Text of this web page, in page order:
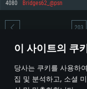
이 사이트의 쿠
당사는 쿠키를 사용하
집 및 분석하고, 소셜
570 혹은 그 이상
여유 저장 공간: 62.2 GB (전
네트워크: 브로드밴드 인터넷
여유 저장 공간: 62.2 GB (전
그래픽 카드: Vulkan 을 지원
1060 (6개월 미만) 혹은 그와
지원하는 AMD RX 570 (6개
여유 저장 공간: 62.2 GB (전체
4080 Bridges62_@psn
* 순위표는 매일 1회 갱신됩
203